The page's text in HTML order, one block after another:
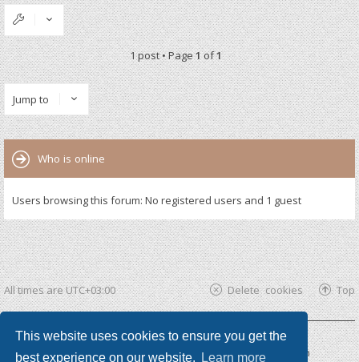
This website uses cookies to ensure you get the
best experience on our website.
Learn more
1 post • Page1of1
Jump to
Who is online
Users browsing this forum: No registered users and 1 guest
All times areUTC+03:00 Top
Delete cookies
Powered by phpBB ®| phpBB3 theme byKomiDesign